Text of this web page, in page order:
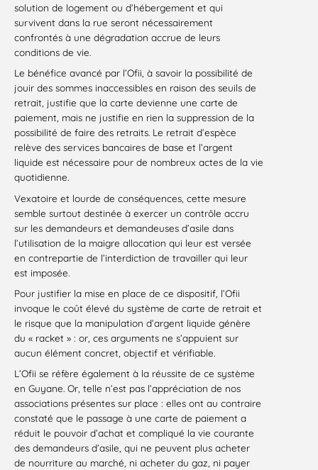
solution de logement ou d’hébergement et qui
survivent dans la rue seront nécessairement
confrontés à une dégradation accrue de leurs
conditions de vie.
Le bénéfice avancé par l’Ofii, à savoir la possibilité de
jouir des sommes inaccessibles en raison des seuils de
retrait, justifie que la carte devienne une carte de
paiement, mais ne justifie en rien la suppression de la
possibilité de faire des retraits. Le retrait d’espèce
relève des services bancaires de base et l’argent
liquide est nécessaire pour de nombreux actes de la vie
quotidienne.
Vexatoire et lourde de conséquences, cette mesure
semble surtout destinée à exercer un contrôle accru
sur les demandeurs et demandeuses d’asile dans
l’utilisation de la maigre allocation qui leur est versée
en contrepartie de l’interdiction de travailler qui leur
est imposée.
Pour justifier la mise en place de ce dispositif, l’Ofii
invoque le coût élevé du système de carte de retrait et
le risque que la manipulation d’argent liquide génère
du « racket » : or, ces arguments ne s’appuient sur
aucun élément concret, objectif et vérifiable.
L’Ofii se réfère également à la réussite de ce système
en Guyane. Or, telle n’est pas l’appréciation de nos
associations présentes sur place : elles ont au contraire
constaté que le passage à une carte de paiement a
réduit le pouvoir d’achat et compliqué la vie courante
des demandeurs d’asile, qui ne peuvent plus acheter
de nourriture au marché, ni acheter du gaz, ni payer